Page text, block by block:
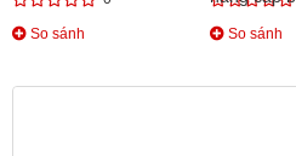
So sánh So sánh